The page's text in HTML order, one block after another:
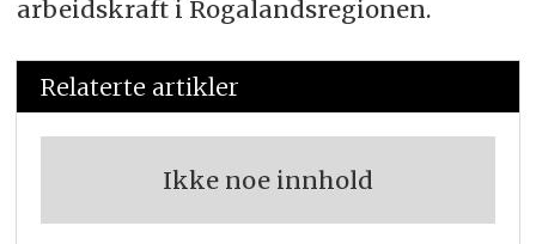
arbeidskraft i Rogalandsregionen.
Relaterte artikler
Ikke noe innhold